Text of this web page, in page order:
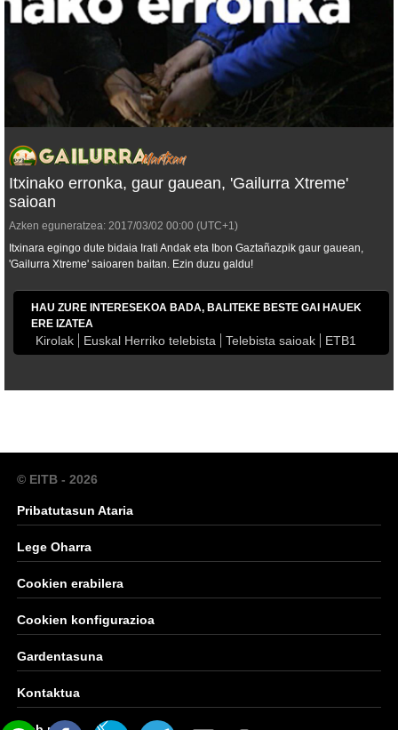
Itxinako erronka, gaur gauean, 'Gailurra Xtreme'
saioan
Azken eguneratzea: 2017/03/02 00:00 (UTC+1)
Itxinara egingo dute bidaia Irati Andak eta Ibon Gaztañazpik gaur gauean,
'Gailurra Xtreme' saioaren baitan. Ezin duzu galdu!
HAU ZURE INTERESEKOA BADA, BALITEKE BESTE GAI HAUEK
ERE IZATEA
Kirolak Euskal Herriko telebista Telebista saioak ETB1
© EITB - 2026
Pribatutasun Ataria
Lege Oharra
Cookien erabilera
Cookien konfigurazioa
Gardentasuna
Kontaktua